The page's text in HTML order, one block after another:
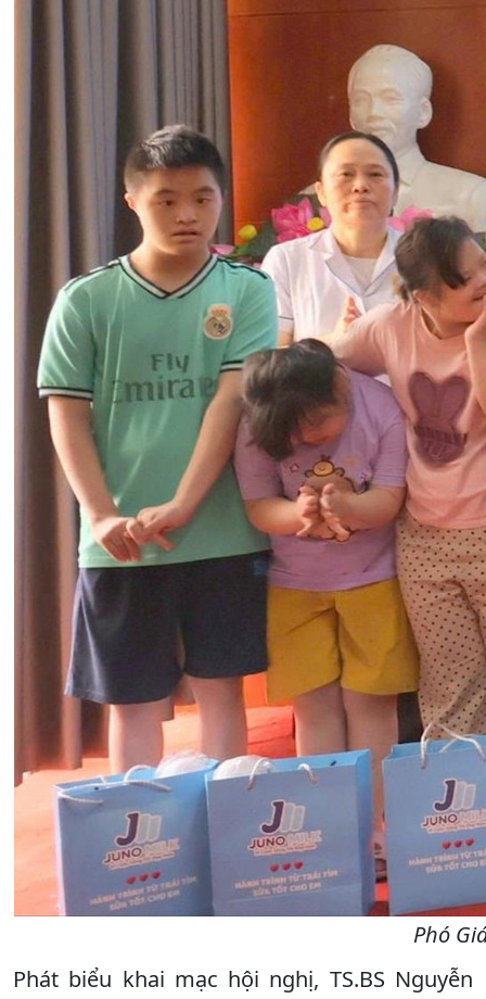
Phó
Phát biểu khai mạc hội nghị, TS.BS Nguyễn